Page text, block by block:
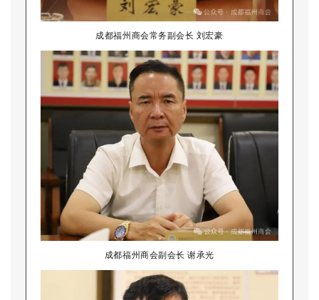
成都福州商会常务副会长 刘宏豪
成都福州商会副会长 谢承光